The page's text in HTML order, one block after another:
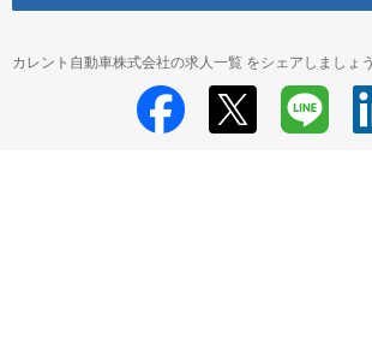
カレント自動車株式会社の求人一覧 をシェアしましょう